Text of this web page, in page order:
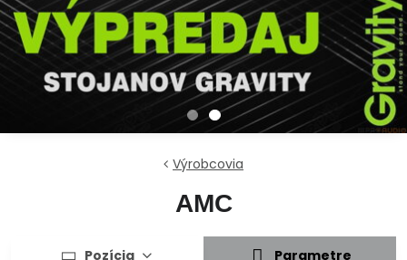
Výrobcovia
AMC
Pozícia Parametre